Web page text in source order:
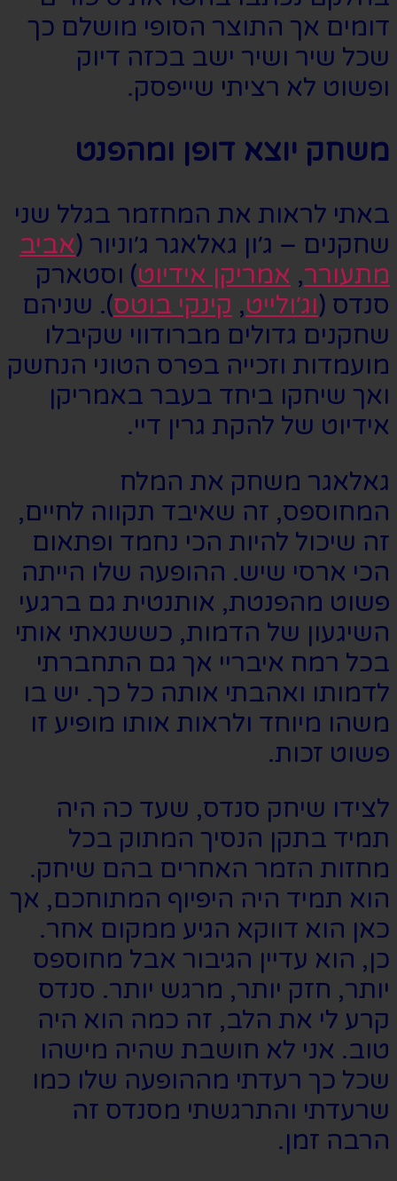
דומים אך התוצר הסופי מושלם כך
שכל שיר ושיר ישב בכזה דיוק
ופשוט לא רציתי שייפסק.
משחק יוצא דופן ומהפנט
באתי לראות את המחזמר בגלל שני
שחקנים – ג׳ון גאלאגר ג׳וניור (אביב
מתעורר, אמריקן אידיוט) וסטארק
סנדס (וג׳ולייט, קינקי בוטס). שניהם
שחקנים גדולים מברודווי שקיבלו
מועמדות וזכייה בפרס הטוני הנחשק
ואך שיחקו ביחד בעבר באמריקן
אידיוט של להקת גרין דיי.
גאלאגר משחק את המלח
המחוספס, זה שאיבד תקווה לחיים,
זה שיכול להיות הכי נחמד ופתאום
הכי ארסי שיש. ההופעה שלו הייתה
פשוט מהפנטת, אותנטית גם ברגעי
השיגעון של הדמות, כששנאתי אותי
בכל רמח איבריי אך גם התחברתי
לדמותו ואהבתי אותה כל כך. יש בו
משהו מיוחד ולראות אותו מופיע זו
פשוט זכות.
לצידו שיחק סנדס, שעד כה היה
תמיד בתקן הנסיך המתוק בכל
מחזות הזמר האחרים בהם שיחק.
הוא תמיד היה היפיוף המתוחכם, אך
כאן הוא דווקא הגיע ממקום אחר.
כן, הוא עדיין הגיבור אבל מחוספס
יותר, חזק יותר, מרגש יותר. סנדס
קרע לי את הלב, זה כמה הוא היה
טוב. אני לא חושבת שהיה מישהו
שכל כך רעדתי מההופעה שלו כמו
שרעדתי והתרגשתי מסנדס זה
הרבה זמן.